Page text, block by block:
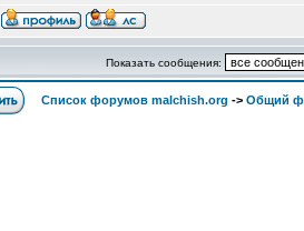
Показать сообщения:
Список форумов malchish.org -> Общий